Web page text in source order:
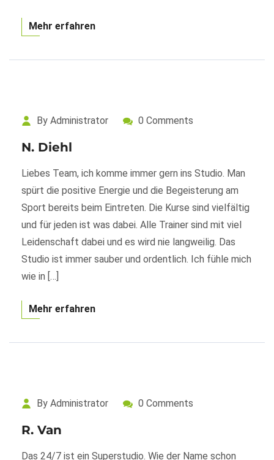
Mehr erfahren
By Administrator 0 Comments
N. Diehl
Liebes Team, ich komme immer gern ins Studio. Man
spürt die positive Energie und die Begeisterung am
Sport bereits beim Eintreten. Die Kurse sind vielfältig
und für jeden ist was dabei. Alle Trainer sind mit viel
Leidenschaft dabei und es wird nie langweilig. Das
Studio ist immer sauber und ordentlich. Ich fühle mich
wie in […]
Mehr erfahren
By Administrator 0 Comments
R. Van
Das 24/7 ist ein Superstudio. Wie der Name schon